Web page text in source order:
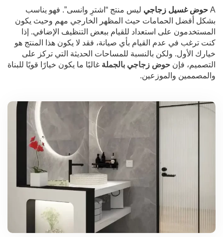
A حوض غسيل زجاجي ليس منتج “اشترِ وانسى”. فهو يناسب
بشكل أفضل الحمامات حيث المظهر الخارجي مهم وحيث يكون
المستخدمون على استعداد للقيام ببعض التنظيف الإضافي. إذا
كنت ترغب في عدم القيام بأي صيانة، فقد لا يكون هذا المنتج هو
خيارك الأول. ولكن بالنسبة للمساحات الحديثة التي تركز على
التصميم، فإن حوض زجاجي بالجملة غالبًا ما يكون خيارًا قويًا للبناة
والمصممين والموزعين.